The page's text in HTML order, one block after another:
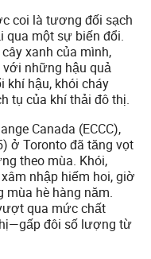
coi là tương đối sạch
qua một sự biến đổi.
xanh của mình,
những hậu quả
khí hậu, khói cháy
tụ của khí thải đô thị.
Canada (ECCC),
ở Toronto đã tăng vọt
theo mùa. Khói,
nhập hiếm hoi, giờ
hè hàng năm.
qua mức chất
đôi số lượng từ